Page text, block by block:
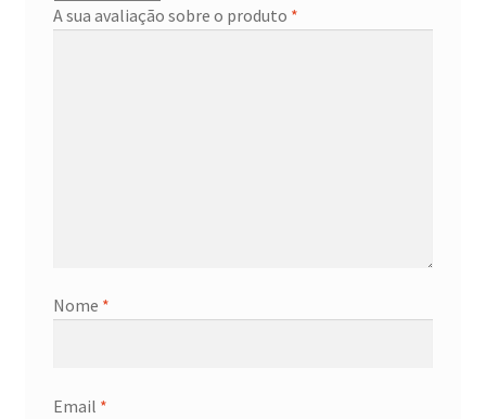
A sua avaliação sobre o produto *
Nome *
Email *